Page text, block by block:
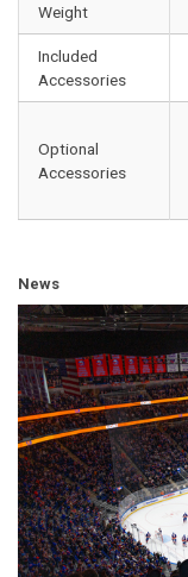
Weight
Included
Accessories
Optional
Accessories
News